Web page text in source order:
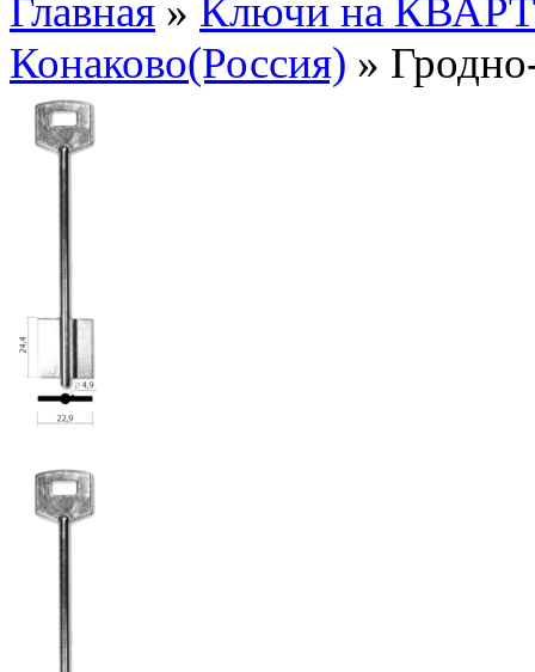
Главная » Ключи на
Конаково(Россия) »